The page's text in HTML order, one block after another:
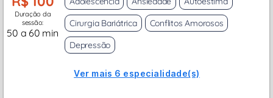
Duração da
sessão:
50 a 60 min
Cirurgia Bariátrica
Conflitos Amorosos
Depressão
Ver mais 6 especialidade(s)